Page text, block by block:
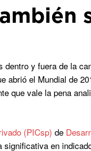
dentro y fuera de la
abrió el Mundial de
que vale la pena
(PICsp) de
significativa en